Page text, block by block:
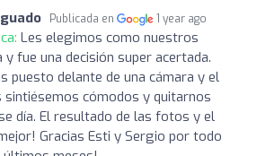
Publicada en 1 year ago
Les elegimos como nuestros
fue una decisión super acertada.
puesto delante de una cámara y el
sintiésemos cómodos y quitarnos
día. El resultado de las fotos y el
Gracias Esti y Sergio por todo